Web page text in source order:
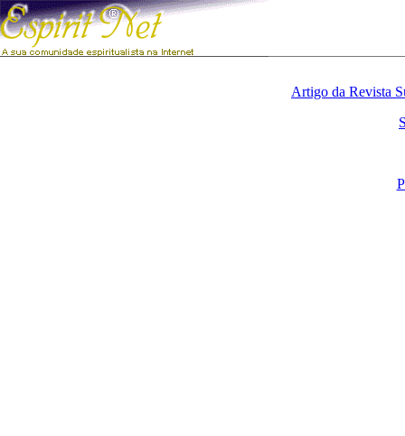
Artigo da Revista